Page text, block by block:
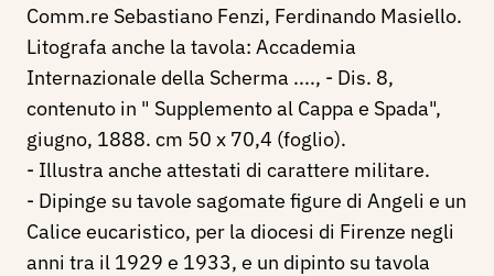
Comm.re Sebastiano Fenzi, Ferdinando Masiello.
Litografa anche la tavola: Accademia
Internazionale della Scherma ...., - Dis. 8,
contenuto in " Supplemento al Cappa e Spada",
giugno, 1888. cm 50 x 70,4 (foglio).
- Illustra anche attestati di carattere militare.
- Dipinge su tavole sagomate figure di Angeli e un
Calice eucaristico, per la diocesi di Firenze negli
anni tra il 1929 e 1933, e un dipinto su tavola